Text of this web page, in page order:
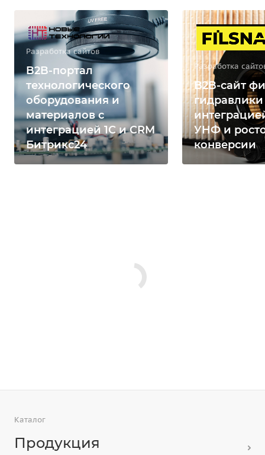
Разработка сайтов
B2B-портал
технологического
оборудования и
материалов с
интеграцией 1С и CRM
Битрикс24
Разработка
B2B-сайт
гидравлики
УНФ и
конверсии
Каталог
Продукция